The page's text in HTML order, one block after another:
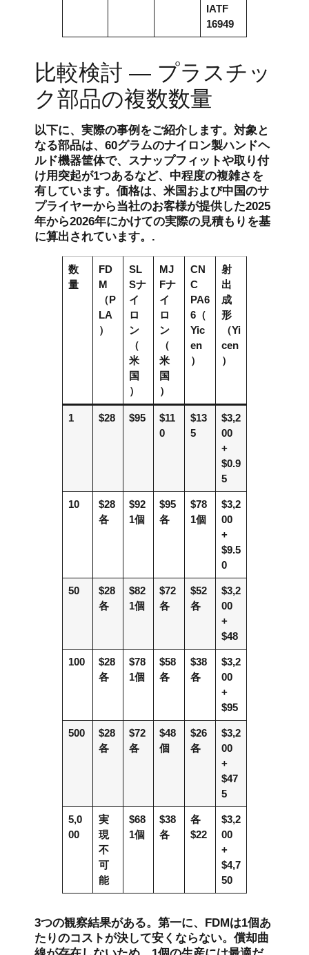
IATF
16949
比較検討 — プラスチッ
ク部品の複数数量
以下に、実際の事例をご紹介します。対象と
なる部品は、60グラムのナイロン製ハンドヘ
ルド機器筐体で、スナップフィットや取り付
け用突起が1つあるなど、中程度の複雑さを
有しています。価格は、米国および中国のサ
プライヤーから当社のお客様が提供した2025
年から2026年にかけての実際の見積もりを基
に算出されています。.
数
量
FD
M
（P
LA
）
SL
Sナ
イ
ロ
ン
（
米
国
）
MJ
Fナ
イ
ロ
ン
（
米
国
）
CN
C
PA6
6（
Yic
en
）
射
出
成
形
（Yi
cen
）
1 $28 $95
$11
0
$13
5
$3,2
00
+
$0.9
5
10
$28
各
$92
1個
$95
各
$78
1個
$3,2
00
+
$9.5
0
50
$28
各
$82
1個
$72
各
$52
各
$3,2
00
+
$48
100
$28
各
$78
1個
$58
各
$38
各
$3,2
00
+
$95
500
$28
各
$72
各
$48
個
$26
各
$3,2
00
+
$47
5
5,0
00
実
現
不
可
能
$68
1個
$38
各
各
$22
$3,2
00
+
$4,7
50
3つの観察結果がある。第一に、FDMは1個あ
たりのコストが決して安くならない。償却曲